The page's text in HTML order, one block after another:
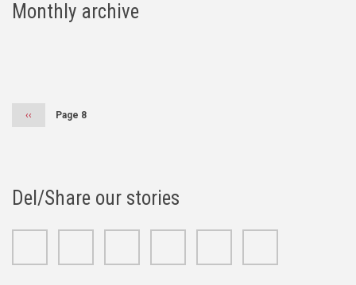
Monthly archive
Previous
‹‹ Page 8
Del/Share our stories